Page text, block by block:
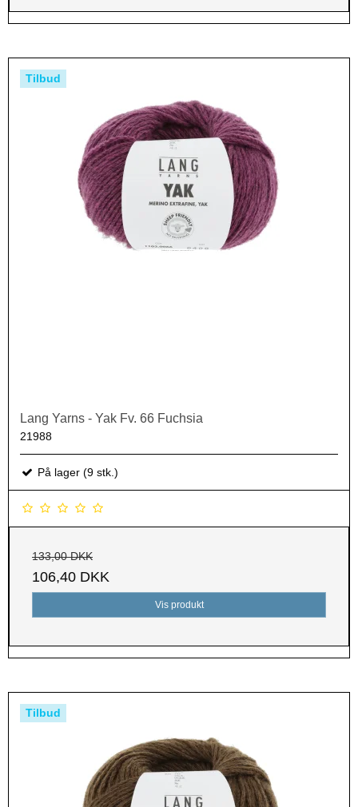
Tilbud
Lang Yarns - Yak Fv. 66 Fuchsia
21988
På lager (9 stk.)
133,00 DKK
106,40 DKK
Vis produkt
Tilbud